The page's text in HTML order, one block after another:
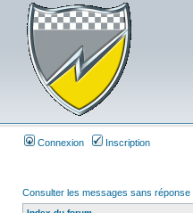
Connexion Inscription
Consulter les messages sans réponse